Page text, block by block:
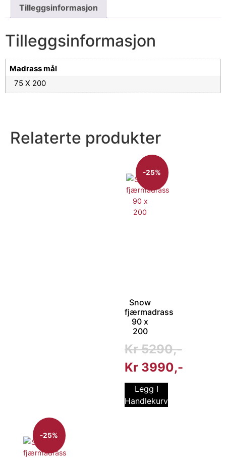
Tilleggsinformasjon
Tilleggsinformasjon
Madrass mål
75 X 200
Relaterte produkter
-25%
Snow
fjærmadrass
90 x
200
Kr5290
Kr 3990
Legg I
Handlekurv
-25%